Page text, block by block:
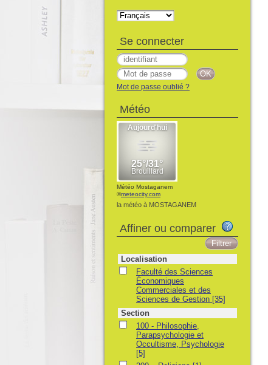
Se connecter
Mot de passe oublié ?
Météo
Météo Mostaganem
©meteocity.com
la météo à MOSTAGANEM
Affiner ou comparer
Localisation
Faculté des Sciences
Économiques
Commerciales et des
Sciences de Gestion [35]
Section
100 - Philosophie,
Parapsychologie et
Occultisme, Psychologie
[5]